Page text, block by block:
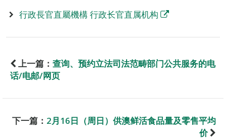
行政長官直屬機構 行政长官直属机构
上一篇： 查询、预约立法司法范畴部门公共服务的电
话/电邮/网页
下一篇： 2月16日（周日）供澳鲜活食品量及零售平均
价